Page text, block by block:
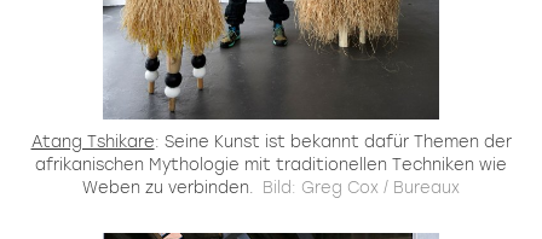
Atang Tshikare: Seine Kunst ist bekannt dafür Themen der
afrikanischen Mythologie mit traditionellen Techniken wie
Weben zu verbinden.
Bild: Greg Cox / Bureaux